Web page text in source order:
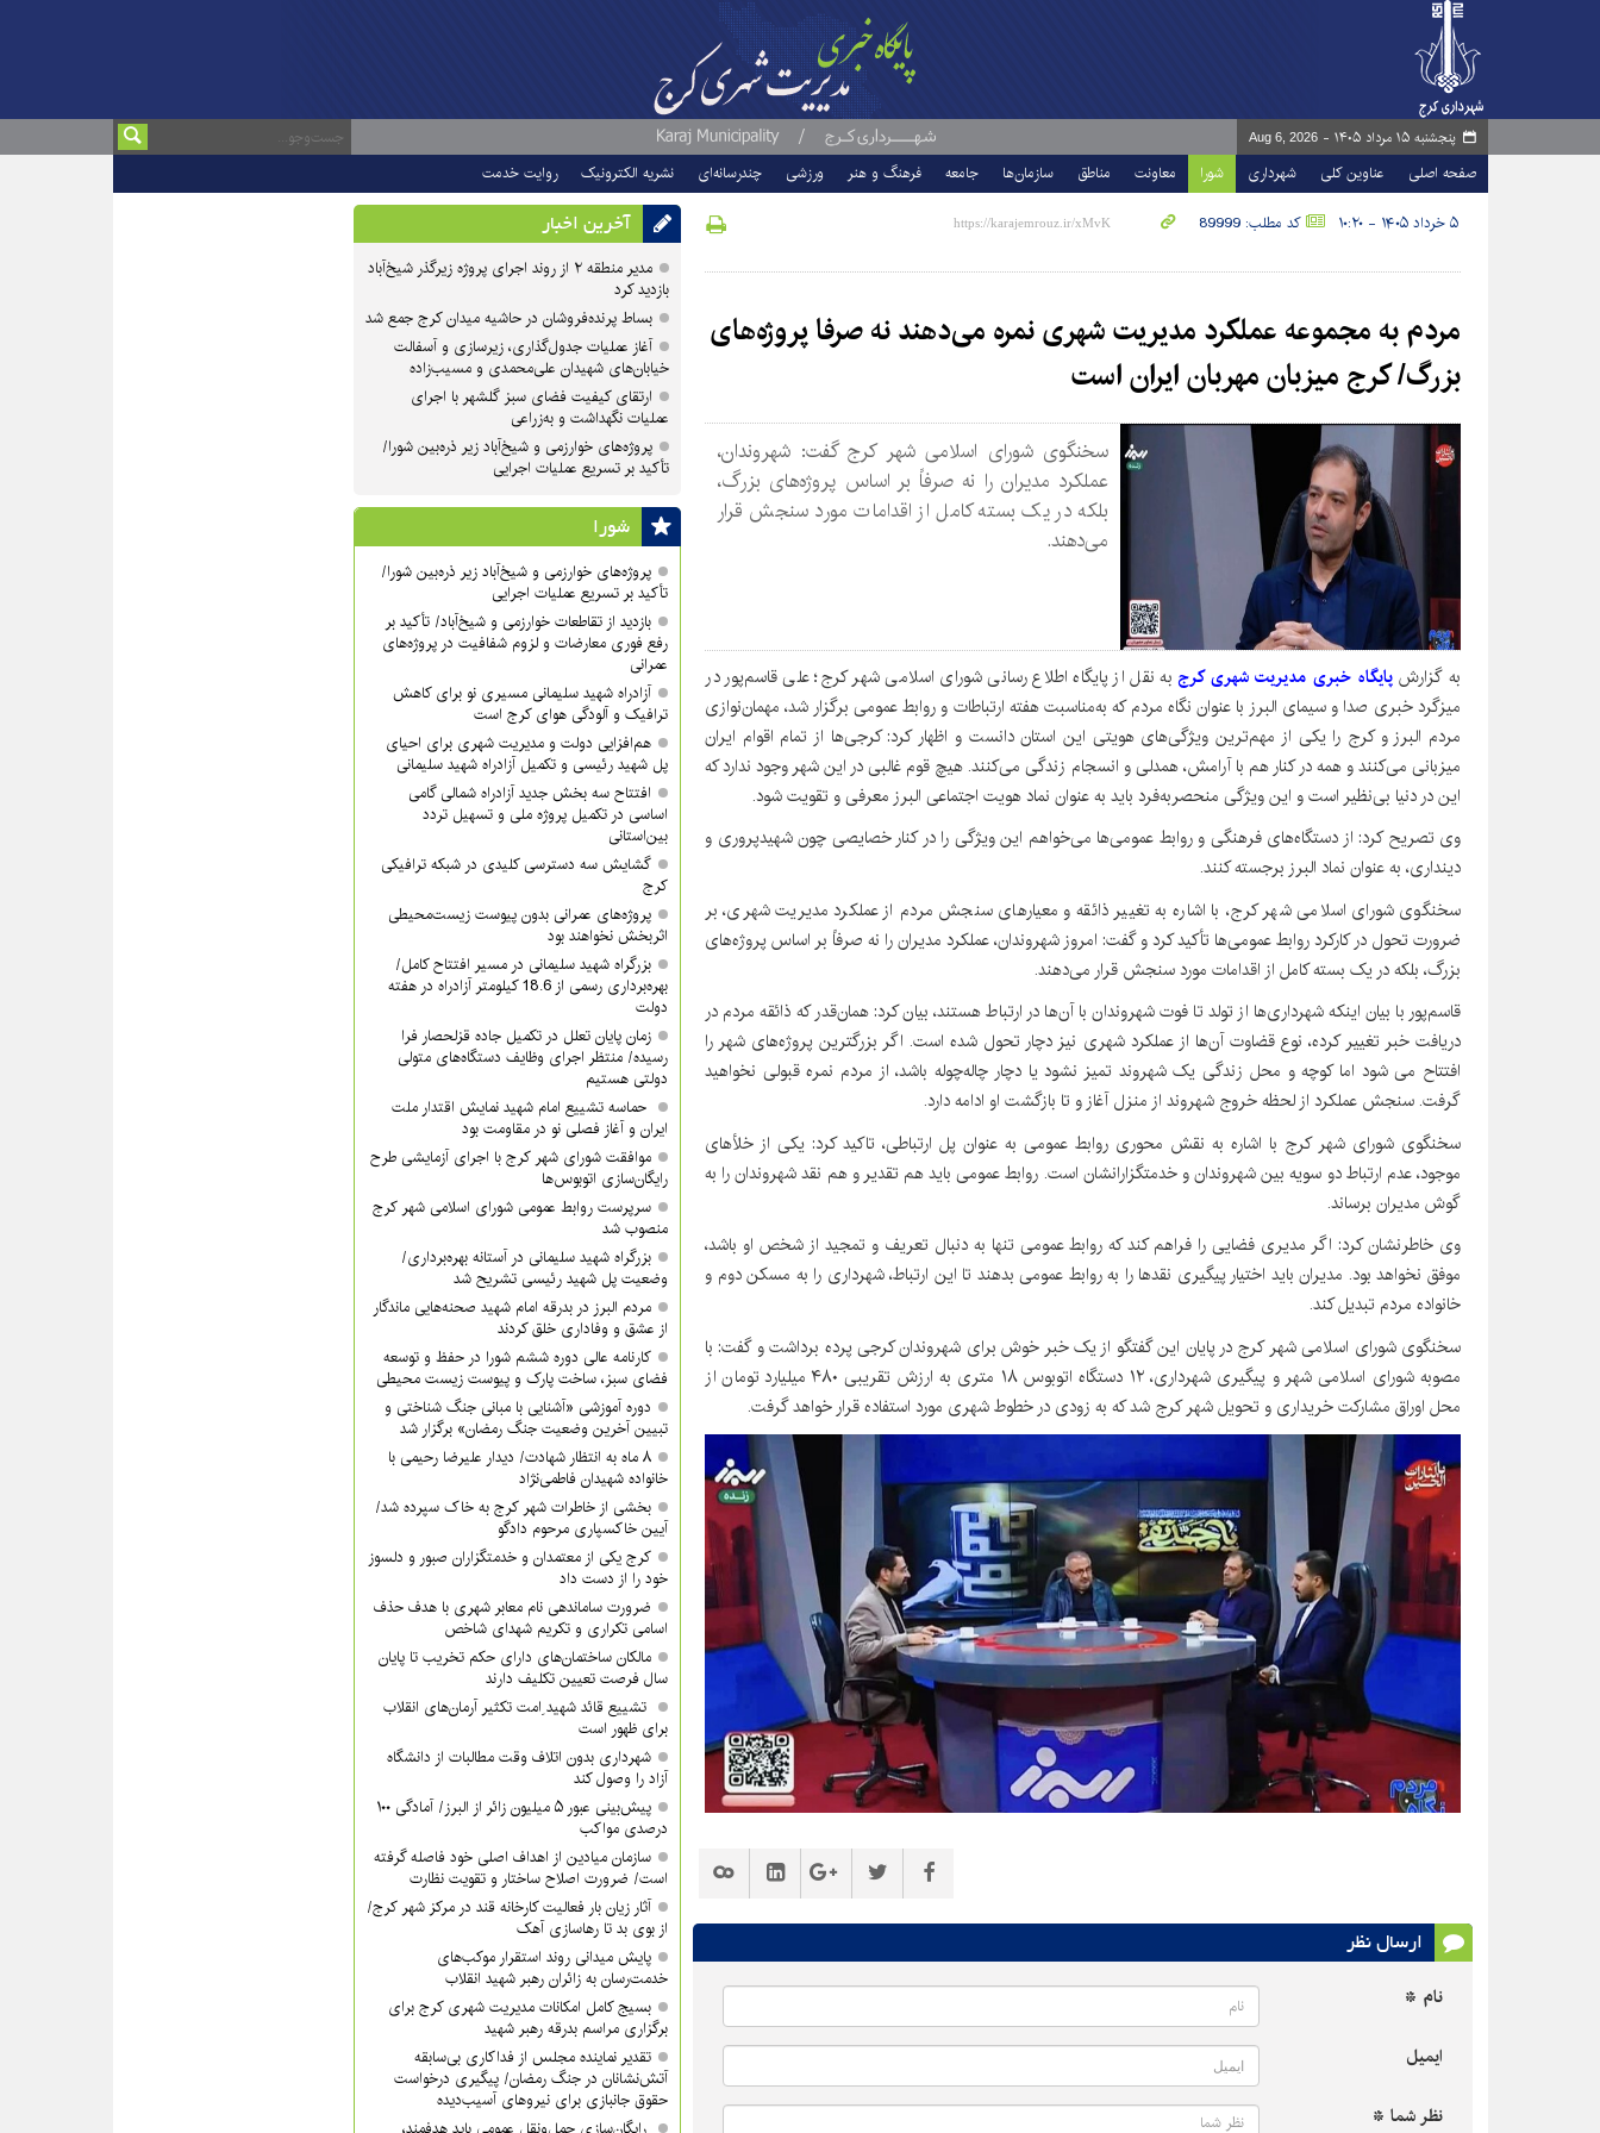
پنجشنبه ۱۵ مرداد ۱۴۰۵ - Aug 6, 2026
صفحه اصلی عناوین کلی شهرداری شورا معاونت مناطق سازمان‌ها جامعه فرهنگ و هنر ورزشی چندرسانه‌ای نشریه الکترونیک روایت خدمت
۵ خرداد ۱۴۰۵ - ۱۰:۲۰ کد مطلب: 89999
مردم به مجموعه عملکرد مدیریت شهری نمره می‌دهند نه صرفا پروژه‌های
بزرگ/ کرج میزبان مهربان ایران است
سخنگوی شورای اسلامی شهر کرج گفت: شهروندان،
عملکرد مدیران را نه صرفاً بر اساس پروژه‌های بزرگ،
بلکه در یک بسته کامل از اقدامات مورد سنجش قرار
می‌دهند.
به گزارشپایگاه خبری مدیریت شهری کرجبه نقل از پایگاه اطلاع رسانی شورای اسلامی شهر کرج؛ علی قاسم‌پور در
میزگرد خبری صدا و سیمای البرز با عنوان نگاه مردم که به‌مناسبت هفته ارتباطات و روابط عمومی برگزار شد، مهمان‌نوازی
مردم البرز و کرج را یکی از مهم‌ترین ویژگی‌های هویتی این استان دانست و اظهار کرد: کرجی‌ها از تمام اقوام ایران
میزبانی می‌کنند و همه در کنار هم با آرامش، همدلی و انسجام زندگی می‌کنند. هیچ قوم غالبی در این شهر وجود ندارد که
این در دنیا بی‌نظیر است و این ویژگی منحصربه‌فرد باید به عنوان نماد هویت اجتماعی البرز معرفی و تقویت شود.
وی تصریح کرد: از دستگاه‌های فرهنگی و روابط عمومی‌ها می‌خواهم این ویژگی را در کنار خصایصی چون شهیدپروری و
دینداری، به عنوان نماد البرز برجسته کنند.
سخنگوی شورای اسلامی شهر کرج، با اشاره به تغییر ذائقه و معیارهای سنجش مردم از عملکرد مدیریت شهری، بر
ضرورت تحول در کارکرد روابط‌ عمومی‌ها تأکید کرد و گفت: امروز شهروندان، عملکرد مدیران را نه صرفاً بر اساس پروژه‌های
بزرگ، بلکه در یک بسته کامل از اقدامات مورد سنجش قرار می‌دهند.
قاسم‌پور با بیان اینکه شهرداری‌ها از تولد تا فوت شهروندان با آن‌ها در ارتباط هستند، بیان کرد: همان‌قدر که ذائقه مردم در
دریافت خبر تغییر کرده، نوع قضاوت آن‌ها از عملکرد شهری نیز دچار تحول شده است. اگر بزرگترین پروژه‌های شهر را
افتتاح می شود اما کوچه و محل زندگی یک شهروند تمیز نشود یا دچار چاله‌چوله باشد، از مردم نمره قبولی نخواهید
گرفت. سنجش عملکرد از لحظه خروج شهروند از منزل آغاز و تا بازگشت او ادامه دارد.
سخنگوی شورای شهر کرج با اشاره به نقش محوری روابط عمومی به عنوان پل ارتباطی، تاکید کرد: یکی از خلأهای
موجود، عدم ارتباط دو سویه بین شهروندان و خدمتگزارانشان است. روابط عمومی باید هم تقدیر و هم نقد شهروندان را به
گوش مدیران برساند.
وی خاطرنشان کرد: اگر مدیری فضایی را فراهم کند که روابط عمومی تنها به دنبال تعریف و تمجید از شخص او باشد،
موفق نخواهد بود. مدیران باید اختیار پیگیری نقدها را به روابط عمومی بدهند تا این ارتباط، شهرداری را به مسکن دوم و
خانواده مردم تبدیل کند.
سخنگوی شورای اسلامی شهر کرج در پایان این گفتگو از یک خبر خوش برای شهروندان کرجی پرده برداشت و گفت: با
مصوبه شورای اسلامی شهر و پیگیری شهرداری، ۱۲ دستگاه اتوبوس ۱۸ متری به ارزش تقریبی ۴۸۰ میلیارد تومان از
محل اوراق مشارکت خریداری و تحویل شهر کرج شد که به زودی در خطوط شهری مورد استفاده قرار خواهد گرفت.
ارسال نظر
نام *
ایمیل
نظر شما *
آخرین اخبار
مدیر منطقه ۲ از روند اجرای پروژه زیرگذر شیخ‌آباد
بازدید کرد
بساط پرنده‌فروشان در حاشیه میدان کرج جمع شد
آغاز عملیات جدول‌گذاری، زیرسازی و آسفالت
خیابان‌های شهیدان علی‌محمدی و مسیب‌زاده
ارتقای کیفیت فضای سبز گلشهر با اجرای
عملیات نگهداشت و به‌زراعی
پروژه‌های خوارزمی و شیخ‌آباد زیر ذره‌بین شورا/
تأکید بر تسریع عملیات اجرایی
شورا
پروژه‌های خوارزمی و شیخ‌آباد زیر ذره‌بین شورا/
تأکید بر تسریع عملیات اجرایی
بازدید از تقاطعات خوارزمی و شیخ‌آباد/ تأکید بر
رفع فوری معارضات و لزوم شفافیت در پروژه‌های
عمرانی
آزادراه شهید سلیمانی مسیری نو برای کاهش
ترافیک و آلودگی هوای کرج است
هم‌افزایی دولت و مدیریت شهری برای احیای
پل شهید رئیسی و تکمیل آزادراه شهید سلیمانی
افتتاح سه بخش جدید آزادراه شمالی گامی
اساسی در تکمیل پروژه ملی و تسهیل تردد
بین‌استانی
گشایش سه دسترسی کلیدی در شبکه ترافیکی
کرج
پروژه‌های عمرانی بدون پیوست زیست‌محیطی
اثربخش نخواهند بود
بزرگراه شهید سلیمانی در مسیر افتتاح کامل/
بهره‌برداری رسمی از 18.6 کیلومتر آزادراه در هفته
دولت
زمان پایان تعلل در تکمیل جاده قزلحصار فرا
رسیده/ منتظر اجرای وظایف دستگاه‌های متولی
دولتی هستیم
حماسه تشییع امام شهید نمایش اقتدار ملت
ایران و آغاز فصلی نو در مقاومت بود
موافقت شورای شهر کرج با اجرای آزمایشی طرح
رایگان‌سازی اتوبوس‌ها
سرپرست روابط عمومی شورای اسلامی شهر کرج
منصوب شد
بزرگراه شهید سلیمانی در آستانه بهره‌برداری/
وضعیت پل شهید رئیسی تشریح شد
مردم البرز در بدرقه امام شهید صحنه‌هایی ماندگار
از عشق و وفاداری خلق کردند
کارنامه عالی دوره ششم شورا در حفظ و توسعه
فضای سبز، ساخت پارک و پیوست زیست محیطی
دوره آموزشی «آشنایی با مبانی جنگ شناختی و
تبیین آخرین وضعیت جنگ رمضان» برگزار شد
۸ ماه به انتظار شهادت/ دیدار علیرضا رحیمی با
خانواده شهیدان فاطمی‌نژاد
بخشی از خاطرات شهر کرج به خاک سپرده شد/
آیین خاکسپاری مرحوم دادگو
کرج یکی از معتمدان و خدمتگزاران صبور و دلسوز
خود را از دست داد
ضرورت ساماندهی نام‌ معابر شهری با هدف حذف
اسامی تکراری و تکریم شهدای شاخص
مالکان ساختمان‌های دارای حکم تخریب تا پایان
سال فرصت تعیین تکلیف دارند
تشییع قائد شهید ِامت تکثیر آرمان‌های انقلاب
برای ظهور است
شهرداری بدون اتلاف وقت مطالبات از دانشگاه
آزاد را وصول کند
پیش‌بینی عبور ۵ میلیون زائر از البرز/ آمادگی ۱۰۰
درصدی مواکب
سازمان میادین از اهداف اصلی خود فاصله گرفته
است/ ضرورت اصلاح ساختار و تقویت نظارت
آثار زیان بار فعالیت کارخانه قند در مرکز شهر کرج/
از بوی بد تا رهاسازی آهک
پایش میدانی روند استقرار موکب‌های
خدمت‌رسان به زائران رهبر شهید انقلاب
بسیج کامل امکانات مدیریت شهری کرج برای
برگزاری مراسم بدرقه رهبر شهید
تقدیر نماینده مجلس از فداکاری بی‌سابقه
آتش‌نشانان در جنگ رمضان/ پیگیری درخواست
حقوق جانبازی برای نیروهای آسیب‌دیده